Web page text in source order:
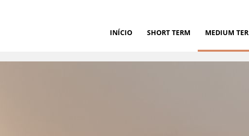
INÍCIO SHORT TERM MEDIUM